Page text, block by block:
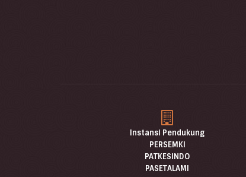
Instansi Pendukung
PERSEMKI
PATKESINDO
PASETALAMI